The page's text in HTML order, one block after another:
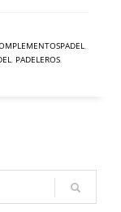
PADELEROS